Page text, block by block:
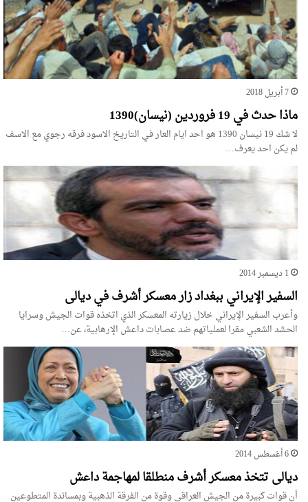
7 أبريل 2018
ماذا حدث في 19 فروردين (نيسان)1390
لا شك 19 نيسان 1390 هو احد ايام العار في التاريخ الاسود فرقه رجوي مع الاسف
لم يكن احد يعرف…
1 ديسمبر 2014
السفير الإيراني ببغداد زار معسكر أشرف في ديالى
وأعرب السفير الإيراني خلال زيارته المعسكر الذي اتخذه قوات الجيش وسرايا
الحشد الشعبي مقرا لعملياتهم ضد عصابات داعش الإرهابية، عن…
6 أغسطس 2014
ديالى تتخذ معسكر أشرف منطلقا لمهاجمة داعش
أن قوات كبيرة من الجيش العراقي وقوة من الفرقة الذهبية وبمساندة المتطوعين